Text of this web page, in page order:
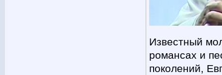
Известный
романсах и
поколений,